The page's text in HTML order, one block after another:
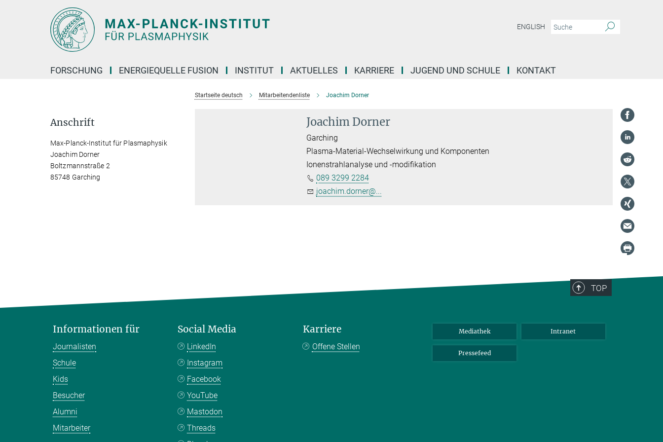
ENGLISH
FORSCHUNG ENERGIEQUELLE FUSION INSTITUT AKTUELLES KARRIERE JUGEND UND SCHULE KONTAKT
Startseite deutsch Mitarbeitendenliste Joachim Dorner
Joachim Dorner
Garching
Plasma-Material-Wechselwirkung und Komponenten
Ionenstrahlanalyse und -modifikation
089 3299 2284
joachim.dorner@...
Anschrift
Max-Planck-Institut für Plasmaphysik
Joachim Dorner
Boltzmannstraße 2
85748 Garching
TOP
Informationen für
Journalisten
Schule
Kids
Besucher
Alumni
Mitarbeiter
Social Media
LinkedIn
Instagram
Facebook
YouTube
Mastodon
Threads
Karriere
Offene Stellen
Mediathek Intranet
Pressefeed